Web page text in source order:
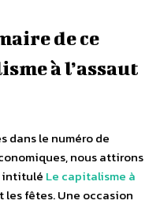
de ce
à l’assaut
dans le numéro de
nous attirons
intitulé Le capitalisme à
les fêtes. Une occasion